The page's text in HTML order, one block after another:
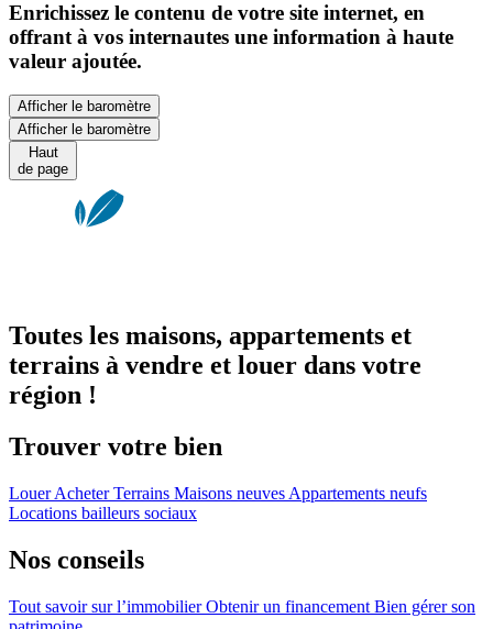
Enrichissez le contenu de votre site internet, en
offrant à vos internautes une information à haute
valeur ajoutée.
Afficher le baromètre
Afficher le baromètre
Haut
de page
Toutes les maisons, appartements et
terrains à vendre et louer dans votre
région !
Trouver votre bien
LouerAcheterTerrains Maisons neuves Appartements neufs
Locations bailleurs sociaux
Nos conseils
Tout savoir sur l’immobilierObtenir un financement Bien gérer son